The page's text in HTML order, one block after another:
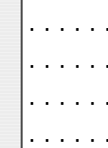
. . . . .
. . . . .
. . . . .
. . . . .